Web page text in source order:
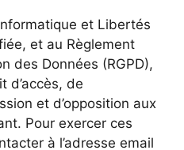
et Libertés
et au Règlement
des Données (RGPD),
d’accès, de
et d’opposition aux
Pour exercer ces
à l’adresse email